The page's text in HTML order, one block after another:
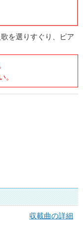
を選りすぐり、ピア
。
収載曲の詳細